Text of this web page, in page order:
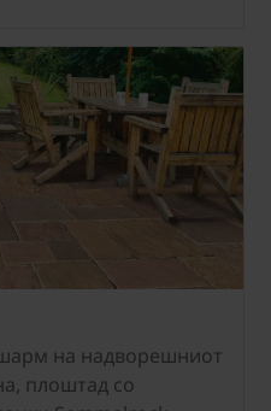
на надворешниот
плоштад со